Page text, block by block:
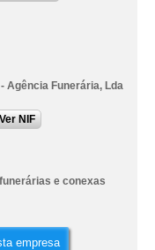
Agência Funerária, Lda
Ver NIF
e conexas
empresa